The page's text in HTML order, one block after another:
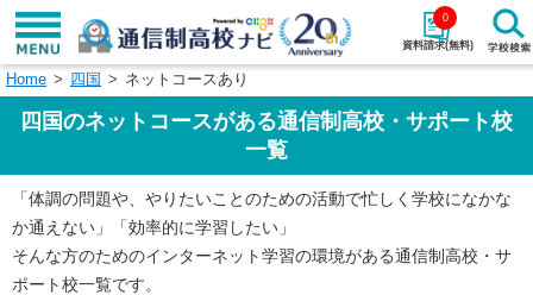
資料請求(無料)
0
学校名で探す
エリアから探す 特徴から探す
エリアを選択して探す
Home 四国 ネットコースあり
四国のネットコースがある通信制高校・サポート校
一覧
「体調の問題や、やりたいことのための活動で忙しく学校になかな
か通えない」「効率的に学習したい」
そんな方のためのインターネット学習の環境がある通信制高校・サ
ポート校一覧です。